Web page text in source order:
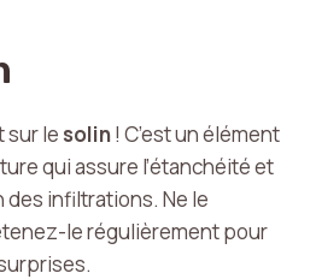
sur le solin! C’est un élément
qui assure l’étanchéité et
infiltrations. Ne le
le régulièrement pour